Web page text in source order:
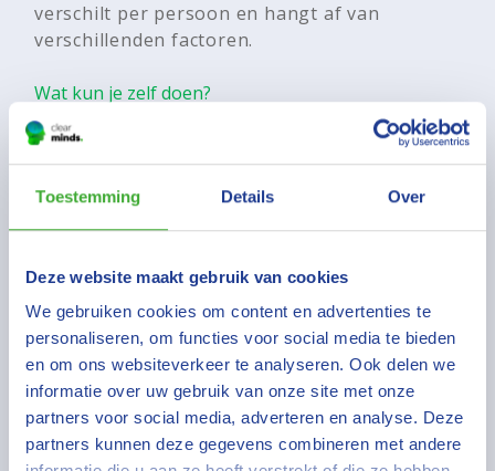
Toestemming Details Over
Deze website maakt gebruik van cookies
We gebruiken cookies om content en advertenties te
personaliseren, om functies voor social media te bieden
en om ons websiteverkeer te analyseren. Ook delen we
informatie over uw gebruik van onze site met onze
partners voor social media, adverteren en analyse. Deze
partners kunnen deze gegevens combineren met andere
verschilt per persoon en hangt af van
verschillenden factoren.
Wat kun je zelf doen?
De eerste, maar misschien ook
lastigste tip, is om de situatie en de
veranderingen te accepteren. Het is
zoals het is.
Daarbij horen ook alle gevoelens die je
hebt. Voel je je niet ok dan is dat ok!
Ben lief voor jezelf en kijk wat je kunt
doen om het jezelf zo aangenaam
mogelijk te maken.
Houd je mind gezond en ga/leer